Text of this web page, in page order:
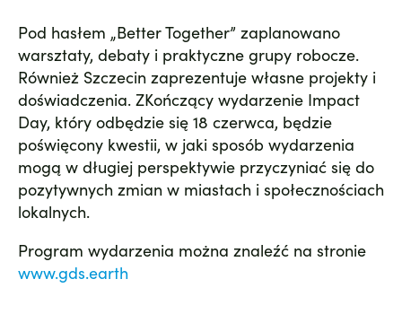
Pod hasłem „Better Together” zaplanowano
warsztaty, debaty i praktyczne grupy robocze.
Również Szczecin zaprezentuje własne projekty i
doświadczenia. ZKończący wydarzenie Impact
Day, który odbędzie się 18 czerwca, będzie
poświęcony kwestii, w jaki sposób wydarzenia
mogą w długiej perspektywie przyczyniać się do
pozytywnych zmian w miastach i społecznościach
lokalnych.
Program wydarzenia można znaleźć na stronie
www.gds.earth